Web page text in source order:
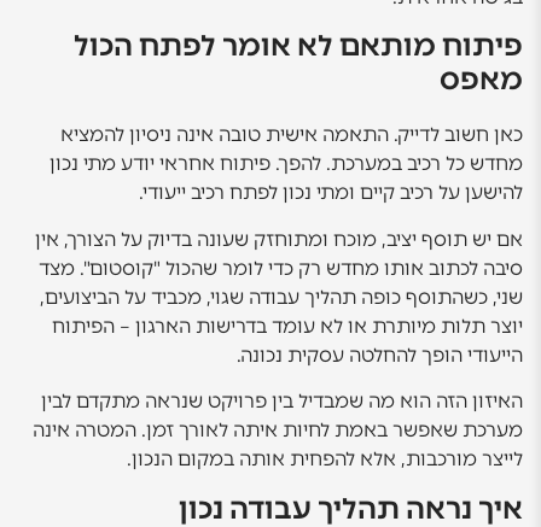
פיתוח מותאם לא אומר לפתח הכול
מאפס
כאן חשוב לדייק. התאמה אישית טובה אינה ניסיון להמציא
מחדש כל רכיב במערכת. להפך. פיתוח אחראי יודע מתי נכון
להישען על רכיב קיים ומתי נכון לפתח רכיב ייעודי.
אם יש תוסף יציב, מוכח ומתוחזק שעונה בדיוק על הצורך, אין
סיבה לכתוב אותו מחדש רק כדי לומר שהכול "קוסטום". מצד
שני, כשהתוסף כופה תהליך עבודה שגוי, מכביד על הביצועים,
יוצר תלות מיותרת או לא עומד בדרישות הארגון – הפיתוח
הייעודי הופך להחלטה עסקית נכונה.
האיזון הזה הוא מה שמבדיל בין פרויקט שנראה מתקדם לבין
מערכת שאפשר באמת לחיות איתה לאורך זמן. המטרה אינה
לייצר מורכבות, אלא להפחית אותה במקום הנכון.
איך נראה תהליך עבודה נכון